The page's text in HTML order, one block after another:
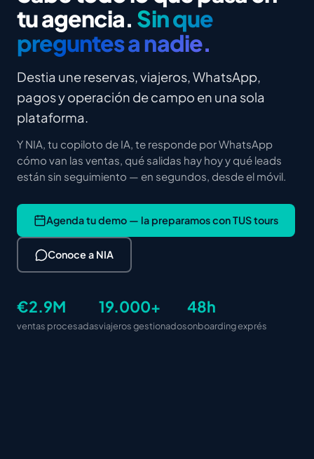
tu agencia. Sin que
preguntes a nadie.
Destia une reservas, viajeros, WhatsApp,
pagos y operación de campo en una sola
plataforma.
Y NIA, tu copiloto de IA, te responde por WhatsApp
cómo van las ventas, qué salidas hay hoy y qué leads
están sin seguimiento — en segundos, desde el móvil.
Agenda tu demo — la preparamos con TUS tours
Conoce a NIA
€2.9M
ventas procesadas
19.000+
viajeros gestionados
48h
onboarding exprés